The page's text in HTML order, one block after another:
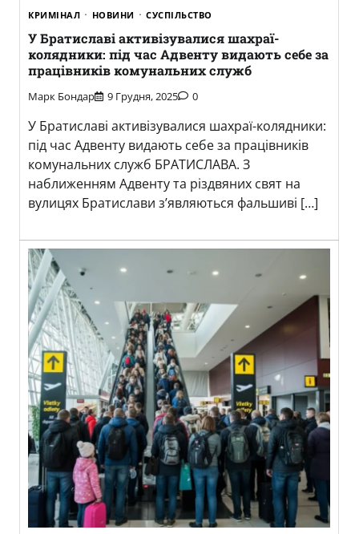
КРИМІНАЛ НОВИНИ СУСПІЛЬСТВО
У Братиславі активізувалися шахраї-
колядники: під час Адвенту видають себе за
працівників комунальних служб
Марк Бондар 9 Грудня, 2025 0
У Братиславі активізувалися шахраї-колядники:
під час Адвенту видають себе за працівників
комунальних служб БРАТИСЛАВА. З
наближенням Адвенту та різдвяних свят на
вулицях Братислави з’являються фальшиві […]